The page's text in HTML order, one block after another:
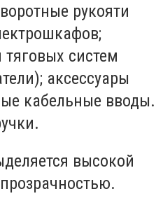
рукояти
систем
аксессуары
кабельные вводы.
высокой